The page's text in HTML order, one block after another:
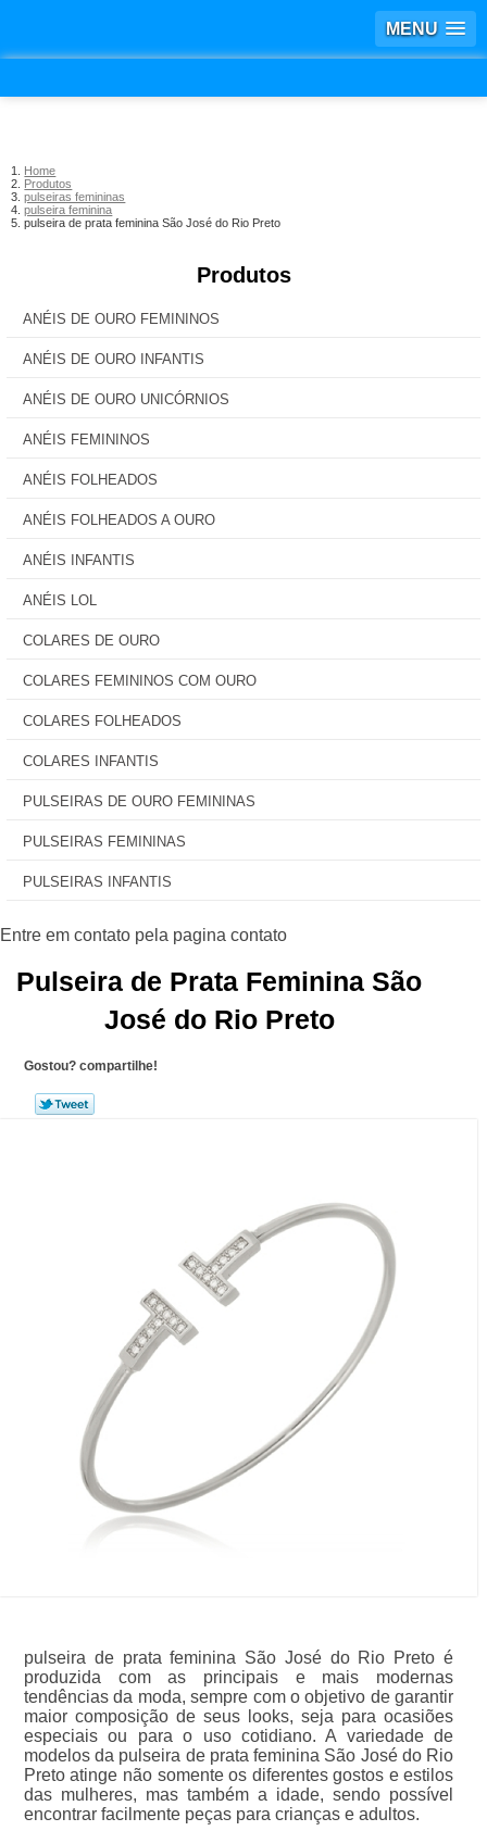
MENU
Home
Produtos
pulseiras femininas
pulseira feminina
pulseira de prata feminina São José do Rio Preto
Produtos
ANÉIS DE OURO FEMININOS
ANÉIS DE OURO INFANTIS
ANÉIS DE OURO UNICÓRNIOS
ANÉIS FEMININOS
ANÉIS FOLHEADOS
ANÉIS FOLHEADOS A OURO
ANÉIS INFANTIS
ANÉIS LOL
COLARES DE OURO
COLARES FEMININOS COM OURO
COLARES FOLHEADOS
COLARES INFANTIS
PULSEIRAS DE OURO FEMININAS
PULSEIRAS FEMININAS
PULSEIRAS INFANTIS
Pulseira de Prata Feminina São
José do Rio Preto
Gostou? compartilhe!
pulseira de prata feminina São José do Rio Preto é
produzida com as principais e mais modernas
tendências da moda, sempre com o objetivo de garantir
maior composição de seus looks, seja para ocasiões
especiais ou para o uso cotidiano. A variedade de
modelos da pulseira de prata feminina São José do Rio
Preto atinge não somente os diferentes gostos e estilos
das mulheres, mas também a idade, sendo possível
encontrar facilmente peças para crianças e adultos.